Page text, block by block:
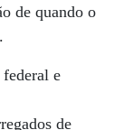
de quando o
e
de